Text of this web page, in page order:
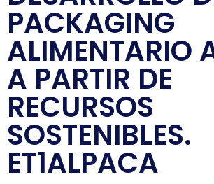
PACKAGING
ALIMENTARIO
A PARTIR DE
RECURSOS
SOSTENIBLES.
ET1ALPACA